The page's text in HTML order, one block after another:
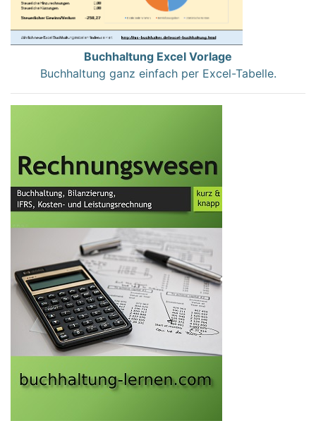
Buchhaltung Excel Vorlage
Buchhaltung ganz einfach per Excel-Tabelle.